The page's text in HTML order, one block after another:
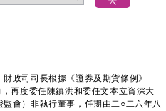
司司長根據《證券及期貨條例》
再度委任陳鎮洪和委任文本立資深大
會）非執行董事，任期由二○二六年八